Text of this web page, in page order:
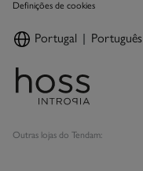
Definições de cookies
Portugal Português
Outras lojas do Tendam: